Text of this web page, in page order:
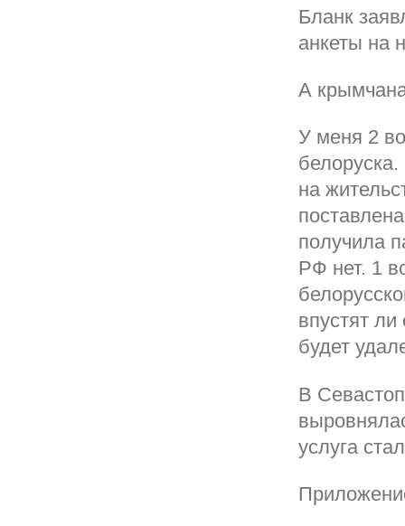
Бланк
анкеты на
А
У меня 2
на
получила
РФ нет. 1
впустят
будет
В
услуга